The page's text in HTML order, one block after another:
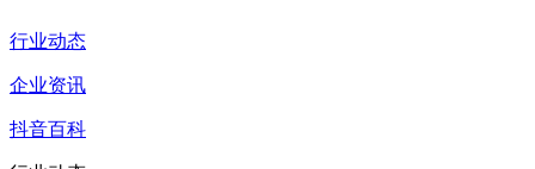
行业动态
企业资讯
抖音百科